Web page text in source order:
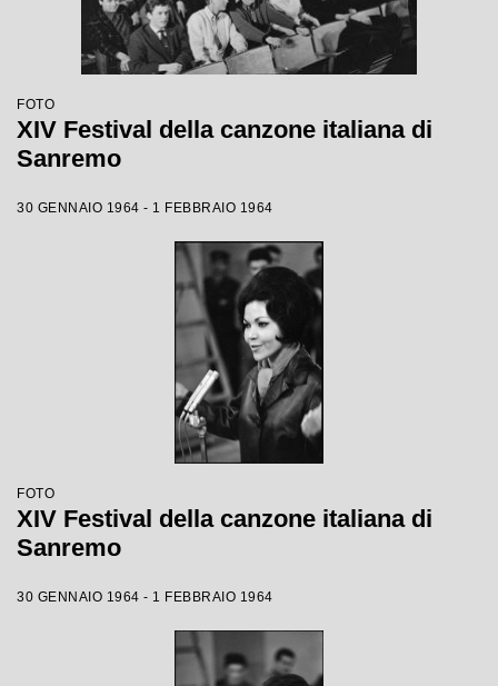
FOTO
XIV Festival della canzone italiana di
Sanremo
30 GENNAIO 1964 - 1 FEBBRAIO 1964
FOTO
XIV Festival della canzone italiana di
Sanremo
30 GENNAIO 1964 - 1 FEBBRAIO 1964